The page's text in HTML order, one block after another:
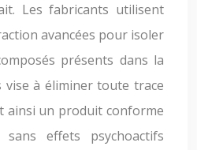
Les fabricants utilisent
avancées pour isoler
présents dans la
vise à éliminer toute trace
ainsi un produit conforme
effets psychoactifs